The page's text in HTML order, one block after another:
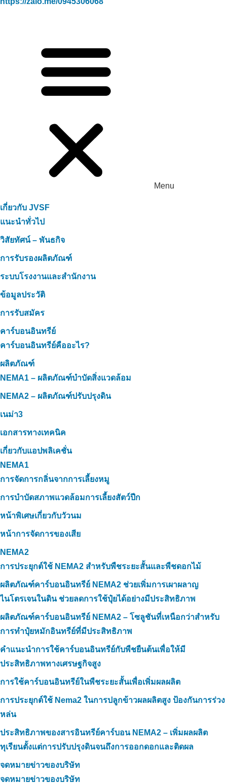
Menu
เกี่ยวกับ JVSF
แนะนำทั่วไป
วิสัยทัศน์ – พันธกิจ
การรับรองผลิตภัณฑ์
ระบบโรงงานและสำนักงาน
ข้อมูลประวัติ
การรับสมัคร
คาร์บอนอินทรีย์
คาร์บอนอินทรีย์คืออะไร?
ผลิตภัณฑ์
NEMA1 – ผลิตภัณฑ์บำบัดสิ่งแวดล้อม
NEMA2 – ผลิตภัณฑ์ปรับปรุงดิน
เนม่า3
เอกสารทางเทคนิค
เกี่ยวกับแอปพลิเคชั่น
NEMA1
การจัดการกลิ่นจากการเลี้ยงหมู
การบำบัดสภาพแวดล้อมการเลี้ยงสัตว์ปีก
หน้าพิเศษเกี่ยวกับวัวนม
หน้าการจัดการของเสีย
NEMA2
การประยุกต์ใช้ NEMA2 สำหรับพืชระยะสั้นและพืชดอกไม้
ผลิตภัณฑ์คาร์บอนอินทรีย์ NEMA2 ช่วยเพิ่มการเผาผลาญ
ไนโตรเจนในดิน ช่วยลดการใช้ปุ๋ยได้อย่างมีประสิทธิภาพ
ผลิตภัณฑ์คาร์บอนอินทรีย์ NEMA2 – โซลูชันที่เหนือกว่าสำหรับ
การทำปุ๋ยหมักอินทรีย์ที่มีประสิทธิภาพ
คำแนะนำการใช้คาร์บอนอินทรีย์กับพืชยืนต้นเพื่อให้มี
ประสิทธิภาพทางเศรษฐกิจสูง
การใช้คาร์บอนอินทรีย์ในพืชระยะสั้นเพื่อเพิ่มผลผลิต
การประยุกต์ใช้ Nema2 ในการปลูกข้าวผลผลิตสูง ป้องกันการร่วง
หล่น
ประสิทธิภาพของสารอินทรีย์คาร์บอน NEMA2 – เพิ่มผลผลิต
ทุเรียนตั้งแต่การปรับปรุงดินจนถึงการออกดอกและติดผล
จดหมายข่าวของบริษัท
จดหมายข่าวของบริษัท